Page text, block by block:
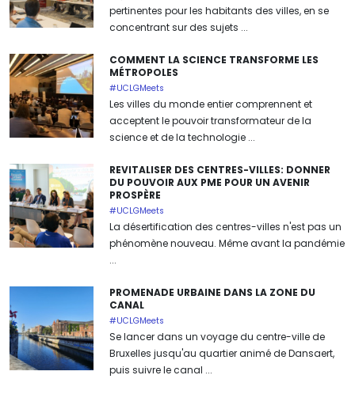
pertinentes pour les habitants des villes, en se
concentrant sur des sujets ...
COMMENT LA SCIENCE TRANSFORME LES
MÉTROPOLES
#UCLGMeets
Les villes du monde entier comprennent et
acceptent le pouvoir transformateur de la
science et de la technologie ...
REVITALISER DES CENTRES-VILLES: DONNER
DU POUVOIR AUX PME POUR UN AVENIR
PROSPÈRE
#UCLGMeets
La désertification des centres-villes n'est pas un
phénomène nouveau. Même avant la pandémie
...
PROMENADE URBAINE DANS LA ZONE DU
CANAL
#UCLGMeets
Se lancer dans un voyage du centre-ville de
Bruxelles jusqu'au quartier animé de Dansaert,
puis suivre le canal ...